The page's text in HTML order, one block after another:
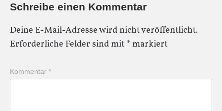
Schreibe einen Kommentar
Deine E-Mail-Adresse wird nicht veröffentlicht.
Erforderliche Felder sind mit * markiert
Kommentar *